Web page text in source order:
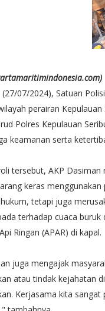
(27/07/2024), Satuan
perairan
Polres Kepulauan
keamanan serta
tersebut, AKP
keras
tetapi juga
terhadap cuaca
Ringan (APAR) di kapal.
juga mengajak
atau tindak kejahatan
Kerjasama kita